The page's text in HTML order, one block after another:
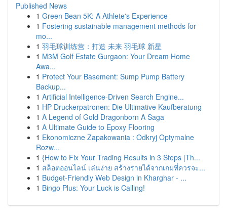
Published News
1 Green Bean 5K: A Athlete's Experience
1 Fostering sustainable management methods for
mo...
1 羽毛球训练营：打造 未来 羽毛球 新星
1 M3M Golf Estate Gurgaon: Your Dream Home
Awa...
1 Protect Your Basement: Sump Pump Battery
Backup...
1 Artificial Intelligence-Driven Search Engine...
1 HP Druckerpatronen: Die Ultimative Kaufberatung
1 A Legend of Gold Dragonborn A Saga
1 A Ultimate Guide to Epoxy Flooring
1 Ekonomiczne Zapakowania : Odkryj Optymalne
Rozw...
1 {How to Fix Your Trading Results in 3 Steps |Th...
1 สล็อตออนไลน์ เล่นง่าย สร้างรายได้จากเกมที่ควรจะ...
1 Budget-Friendly Web Design in Kharghar - ...
1 Bingo Plus: Your Luck is Calling!